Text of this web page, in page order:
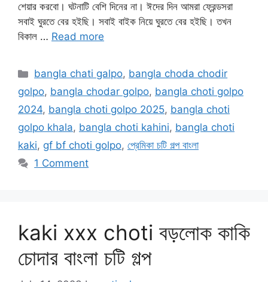
শেয়ার করবো। ঘটনাটি বেশি দিনের না। ঈদের দিন আমরা ফ্রেন্ডসরা
সবাই ঘুরতে বের হইছি। সবাই বাইক নিয়ে ঘুরতে বের হইছি। তখন
বিকাল … Read more
Categories
bangla chati galpo, bangla choda chodir
golpo, bangla chodar golpo, bangla choti golpo
2024, bangla choti golpo 2025, bangla choti
golpo khala, bangla choti kahini, bangla choti
kaki, gf bf choti golpo, প্রেমিকা চটি গল্প বাংলা
1 Comment
kaki xxx choti বড়লোক কাকি
চোদার বাংলা চটি গল্প